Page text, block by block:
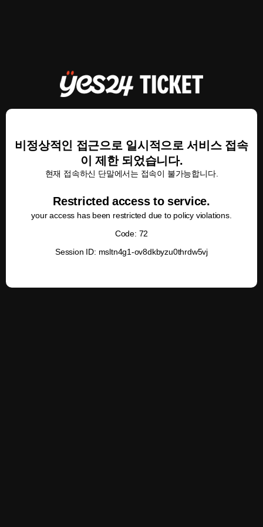
비정상적인 접근으로 일시적으로 서비스 접속
이 제한 되었습니다.
현재 접속하신 단말에서는 접속이 불가능합니다.
Restricted access to service.
your access has been restricted due to policy violations.
Code: 72
Session ID: msltn4g1-ov8dkbyzu0thrdw5vj